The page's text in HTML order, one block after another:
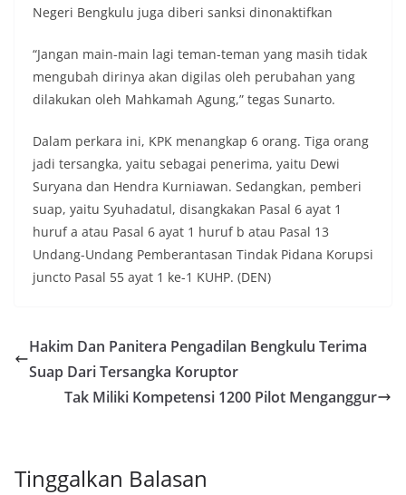
Negeri Bengkulu juga diberi sanksi dinonaktifkan
“Jangan main-main lagi teman-teman yang masih tidak
mengubah dirinya akan digilas oleh perubahan yang
dilakukan oleh Mahkamah Agung,” tegas Sunarto.
Dalam perkara ini, KPK menangkap 6 orang. Tiga orang
jadi tersangka, yaitu sebagai penerima, yaitu Dewi
Suryana dan Hendra Kurniawan. Sedangkan, pemberi
suap, yaitu Syuhadatul, disangkakan Pasal 6 ayat 1
huruf a atau Pasal 6 ayat 1 huruf b atau Pasal 13
Undang-Undang Pemberantasan Tindak Pidana Korupsi
juncto Pasal 55 ayat 1 ke-1 KUHP. (DEN)
Hakim Dan Panitera Pengadilan Bengkulu Terima
Suap Dari Tersangka Koruptor
Tak Miliki Kompetensi 1200 Pilot Menganggur
Tinggalkan Balasan